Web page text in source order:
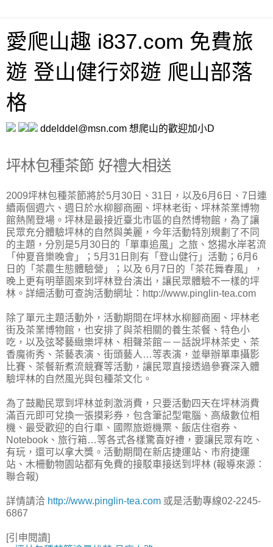
愛爬山趣 i837.com 免費旅
遊 登山健行郊遊 爬山部落
格
ddelddel@msn.com 想爬山的歡迎加小D
坪林包種茶節 好禮大相送
2009坪林包種茶節將於5月30日、31日，以及6月6日、7日連
續兩個週六、週日於水柳腳商圈、坪林老街、坪林茶業博物
館熱鬧登場。坪林是最接近臺北市區的自然博物館，為了讓
民眾充分體驗坪林的自然與美麗，今年活動特別規劃了不同
的主題，分別是5月30日的「單車追風」之旅、悠揚水岸茗流
「仲夏音樂晚會」；5月31日則有「登山健行」活動；6月6
日的「茶農生態體驗營」；以及 6月7日的「茶花舞春風」，
晚上更有明華園來到坪林登台演出，讓民眾體驗不一樣的坪
林。詳細活動可查詢活動網址：http://www.pinglin-tea.com
除了單元主題活動外，活動期間在坪林水柳腳商圈、坪林老
街及茶業博物館，也安排了與茶相關的養生茶餐、特色小
吃，以及弦琴藝緻樂坪林、相聲茶館－－話說坪林茶史、茶
香魔術秀、茶藝表演、街頭藝人…等表演，並舉辦單車攝影
比賽、茶餐新煮流競賽等活動，讓民眾直接透過參賽深入體
驗坪林的自然風光與包種茶文化。
為了鼓勵民眾到坪林並刺激消費，只要活動四天在坪林消費
滿百元即可兌換一張摸彩券，包含筆記型電腦、高級數位相
機、最受歡迎的自行車、國際旅遊機票、飯店住宿券、
Notebook、旅行箱…等各式各樣驚喜好禮，要讓民眾有吃、
有玩，還可以拿大獎。活動期間在新店捷運站、市府捷運
站、木柵動物園站都有免費的接駁車接送到坪林 (報導來源：
聯合報)
詳情請洽 http://www.pinglin-tea.com 或是活動專線02-2245-
6867
[引申閱讀]